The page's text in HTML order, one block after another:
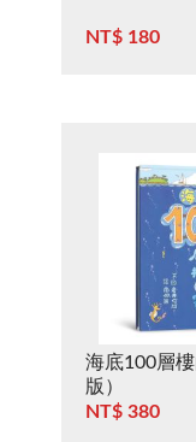
NT$ 180
海底100層
版）
NT$ 380